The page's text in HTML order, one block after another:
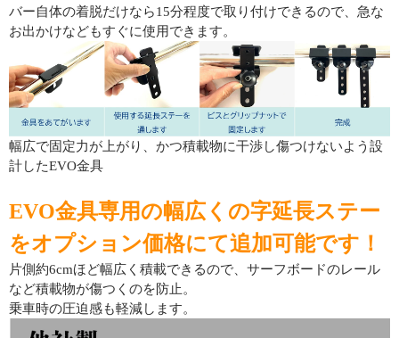
バー自体の着脱だけなら15分程度で取り付けできるので、急な
お出かけなどもすぐに使用できます。
幅広で固定力が上がり、かつ積載物に干渉し傷つけないよう設
計したEVO金具
EVO金具専用の幅広くの字延長ステー
をオプション価格にて追加可能です！
片側約6cmほど幅広く積載できるので、サーフボードのレール
など積載物が傷つくのを防止。
乗車時の圧迫感も軽減します。